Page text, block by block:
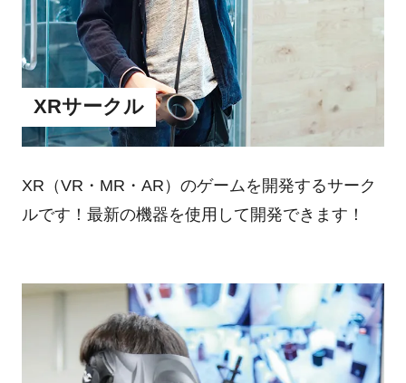
XRサークル
XR（VR・MR・AR）のゲームを開発するサーク
ルです！最新の機器を使用して開発できます！